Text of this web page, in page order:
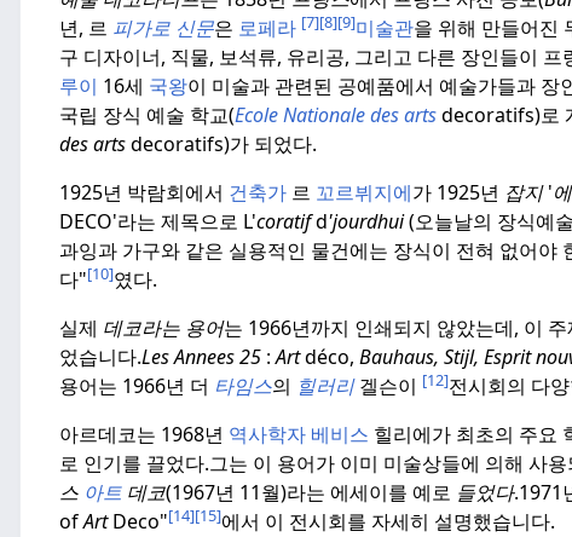
년, 르 피가로 신문은 로페라 [7][8][9]미술관을 위해 만들어진
구 디자이너, 직물, 보석류, 유리공, 그리고 다른 장인들이
루이 16세 국왕이 미술과 관련된 공예품에서 예술가들과
국립 장식 예술 학교(Ecole Nationale des artsdecoratifs)로
des artsdecoratifs)가 되었다.
1925년 박람회에서 건축가 르 꼬르뷔지에가 1925년 잡지'
DECO'라는 제목으로 L'coratifd'jourdhui(오늘날의 장식예술
과잉과 가구와 같은 실용적인 물건에는 장식이 전혀 없어
다"[10]였다.
실제 데코라는 용어는 1966년까지 인쇄되지 않았는데, 이
었습니다.Les Annees 25 :Artdéco, Bauhaus, Stijl, Esprit
용어는 1966년 더 타임스의 힐러리겔슨이 [12]전시회의 다
아르데코는 1968년 역사학자 베비스 힐리에가 최초의 주요
로 인기를 끌었다.그는 이 용어가 이미 미술상들에 의해 사
스 아트 데코(1967년 11월)라는 에세이를 예로 들었다.1971
ofArtDeco"[14][15]에서 이 전시회를 자세히 설명했습니다.